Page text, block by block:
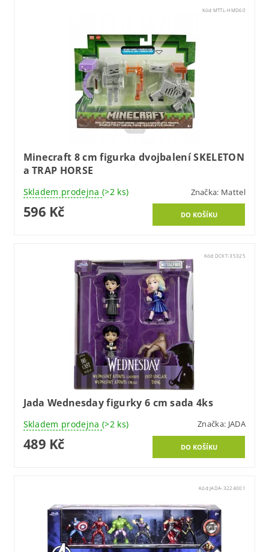
Kód:MTTL-HMD60
Minecraft 8 cm figurka dvojbalení SKELETON
a TRAP HORSE
Skladem prodejna (>2 ks) Značka: Mattel
596 Kč
Kód: DCKT-35325
Jada Wednesday figurky 6 cm sada 4ks
Skladem prodejna (>2 ks) Značka: JADA
489 Kč
Kód:JADA-3224001